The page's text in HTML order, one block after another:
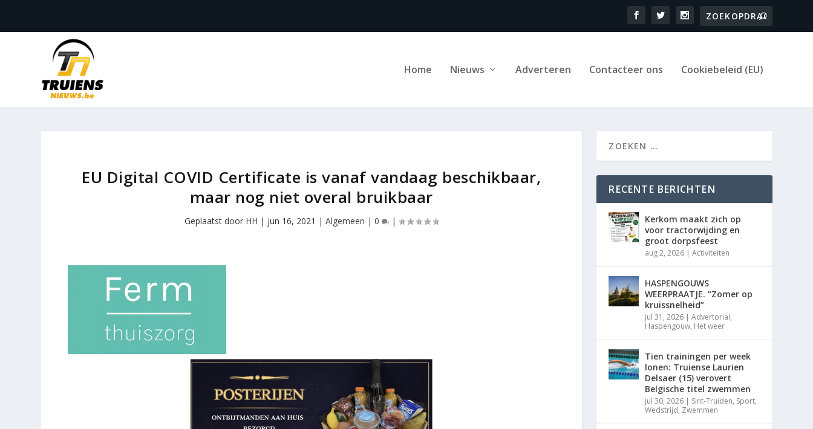
Home Nieuws Adverteren Contacteer ons Cookiebeleid (EU)
EU Digital COVID Certificate is vanaf vandaag beschikbaar,
maar nog niet overal bruikbaar
Geplaatst door HH | jun 16, 2021 | Algemeen | 0 |
RECENTE BERICHTEN
Kerkom maakt zich op
voor tractorwijding en
groot dorpsfeest
aug 2, 2026 |Activiteiten
HASPENGOUWS
WEERPRAATJE. “Zomer op
kruissnelheid”
jul 31, 2026 |Advertorial,
Haspengouw, Het weer
Tien trainingen per week
lonen: Truiense Laurien
Delsaer (15) verovert
Belgische titel zwemmen
jul 30, 2026 | Sint-Truiden, Sport,
Wedstrijd, Zwemmen